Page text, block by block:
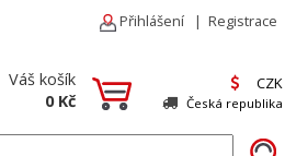
Přihlášení | Registrace
Váš košík
0 Kč
CZK
Česká republika